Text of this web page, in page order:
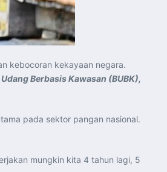
kebocoran kekayaan negara.
Berbasis Kawasan (BUBK),
pada sektor pangan nasional.
mungkin kita 4 tahun lagi, 5